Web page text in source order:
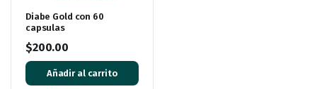
Diabe Gold con 60
capsulas
$200.00
Añadir al carrito